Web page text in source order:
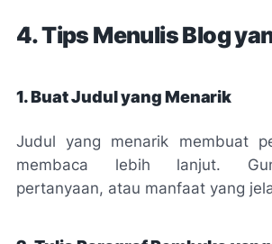
4. Tips Menulis Blog
1. Buat Judul yang Menarik
Judul yang menarik membuat
membaca lebih lanjut.
pertanyaan, atau manfaat yang